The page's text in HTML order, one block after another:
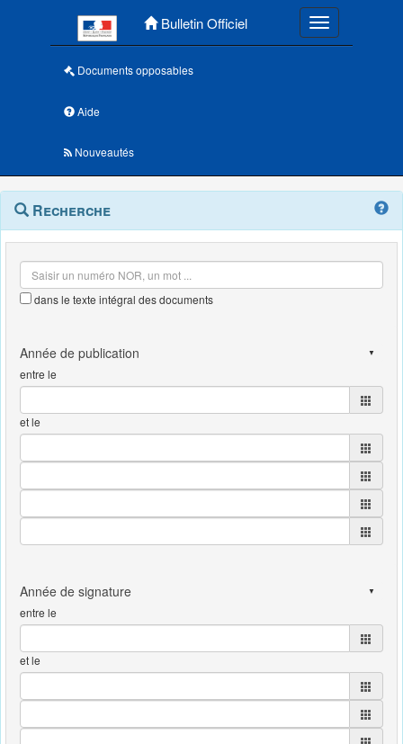
Bulletin Officiel Toggle
Documents opposables
Aide
Nouveautés
Navigation
outils
Menu
contextuel
Recherche
dans le texte intégral des documents
entre le
et le
entre le
et le